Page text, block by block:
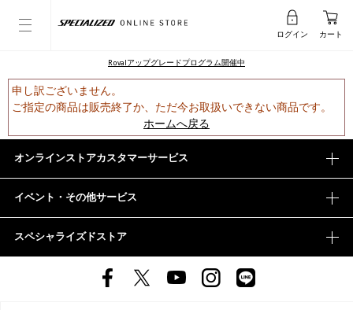
ログイン カート
Rovalアップグレードプログラム開催中
申し訳ございません。
ご指定の商品は販売終了か、ただ今お取扱いできない商品です。
ホームへ戻る
オンラインストアカスタマーサービス
イベント・その他サービス
スペシャライズドストア